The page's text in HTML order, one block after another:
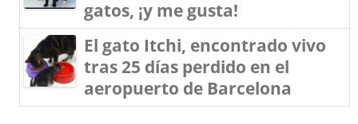
gatos, ¡y me gusta!
El gato Itchi, encontrado vivo
tras 25 días perdido en el
aeropuerto de Barcelona